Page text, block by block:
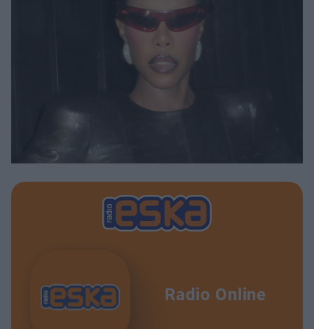
Radio Online